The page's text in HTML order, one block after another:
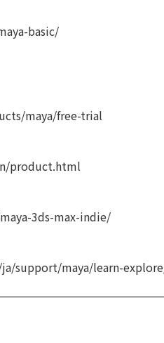
basic/
maya/free-trial
product.html
3ds-max-indie/
support/maya/learn-